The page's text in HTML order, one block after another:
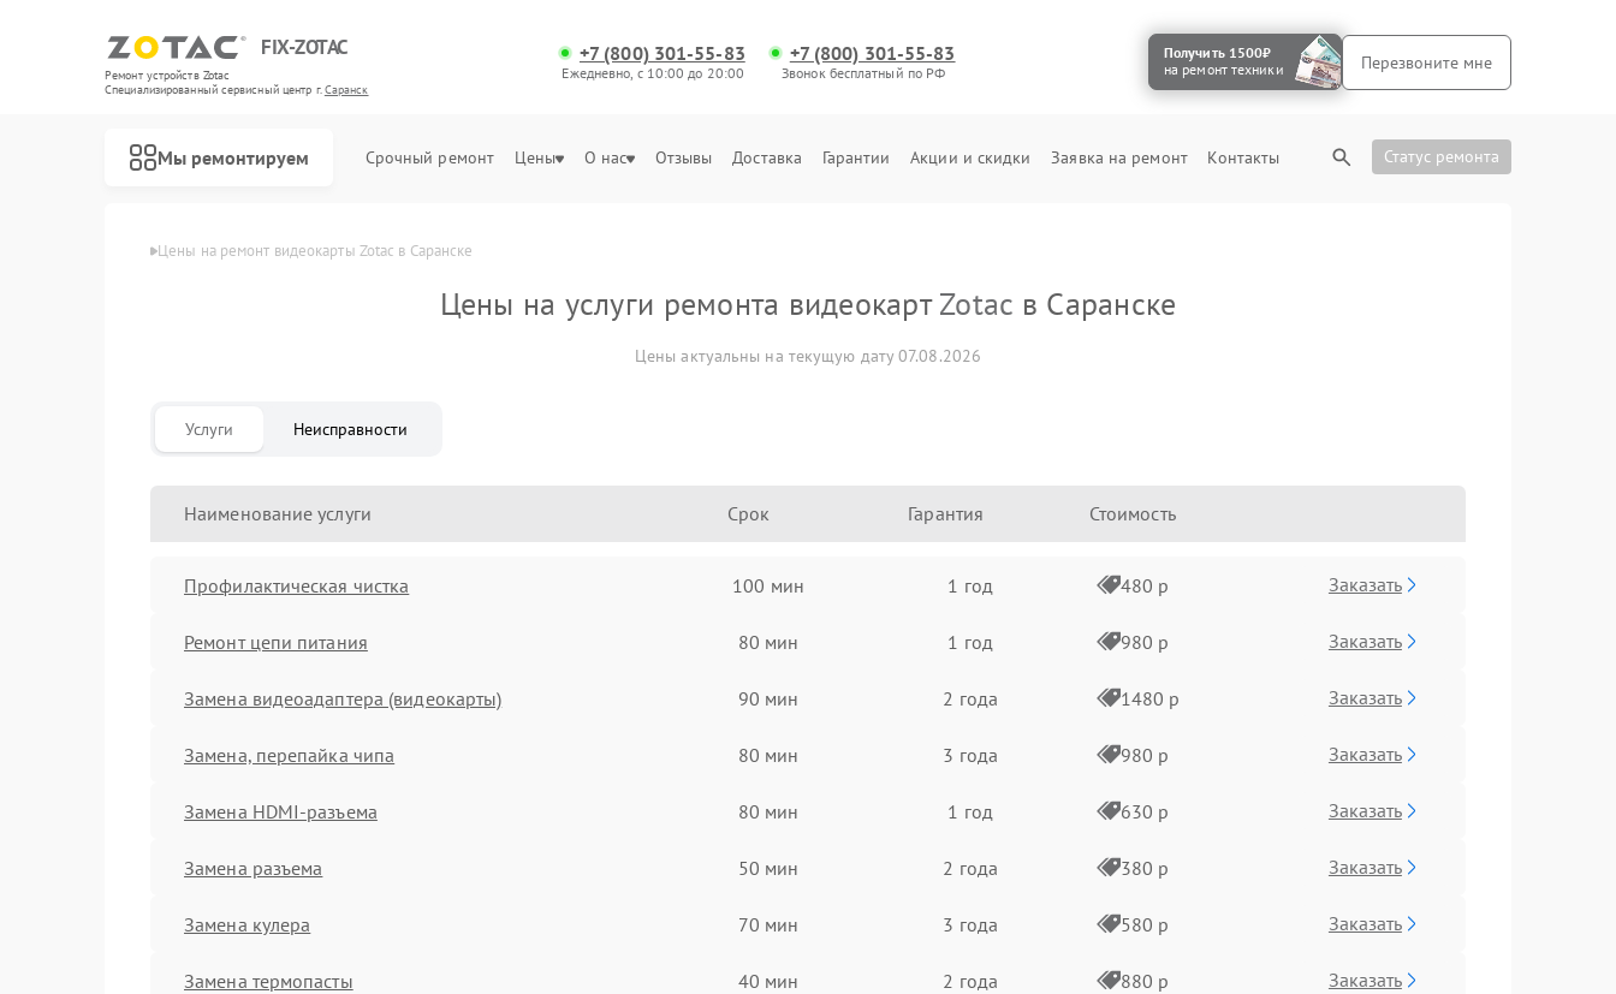
FIX-ZOTAC
Ремонт устройств Zotac
Специализированный cервисный центр г.Саранск
+7 (800) 301-55-83
Ежедневно, с 10:00 до 20:00
+7 (800) 301-55-83
Звонок бесплатный по РФ
Получить 1500₽
на ремонт техники
Перезвоните мне
Мы ремонтируем Срочный ремонт Цены О нас Отзывы Доставка Гарантии Акции и скидки Заявка на ремонт Контакты Статус ремонта
Цены Цены на ремонт видеокарты Zotac в Саранске
Цены на услуги ремонта видеокартZotac в Саранске
Цены актуальны на текущую дату 07.08.2026
Услуги Неисправности
Наименование услуги Срок Гарантия Стоимость
Профилактическая чистка 100 мин 1 год 480 р Заказать
Ремонт цепи питания 80 мин 1 год 980 р Заказать
Замена видеоадаптера (видеокарты) 90 мин 2 года 1480 р Заказать
Замена, перепайка чипа 80 мин 3 года 980 р Заказать
Замена HDMI-разъема 80 мин 1 год 630 р Заказать
Замена разъема 50 мин 2 года 380 р Заказать
Замена кулера 70 мин 3 года 580 р Заказать
Замена термопасты 40 мин 2 года 880 р Заказать